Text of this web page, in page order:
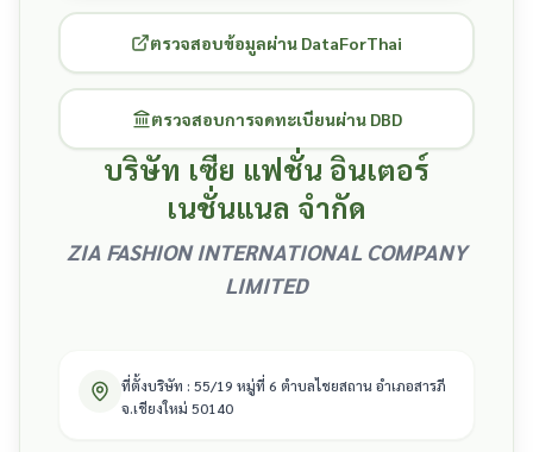
ตรวจสอบข้อมูลผ่าน DataForThai
ตรวจสอบการจดทะเบียนผ่าน DBD
บริษัท เซีย แฟชั่น อินเตอร์
เนชั่นแนล จำกัด
ZIA FASHION INTERNATIONAL COMPANY
LIMITED
ที่ตั้งบริษัท : 55/19 หมู่ที่ 6 ตำบลไชยสถาน อำเภอสารภี
จ.เชียงใหม่ 50140